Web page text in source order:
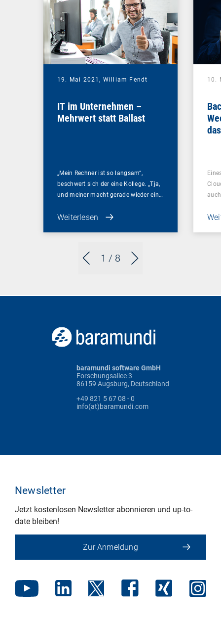
1 / 8
19. Mai 2021, William Fendt
IT im Unternehmen –
Mehrwert statt Ballast
„Mein Rechner ist so langsam“,
beschwert sich der eine Kollege. „Tja,
und meiner macht gerade wieder ein…
Weiterlesen
10.
baramundi software GmbH
Forschungsallee 3
86159 Augsburg, Deutschland
+49 821 5 67 08 - 0
info(at)baramundi.com
Newsletter
Jetzt kostenlosen Newsletter abonnieren und up-to-
date bleiben!
Zur Anmeldung